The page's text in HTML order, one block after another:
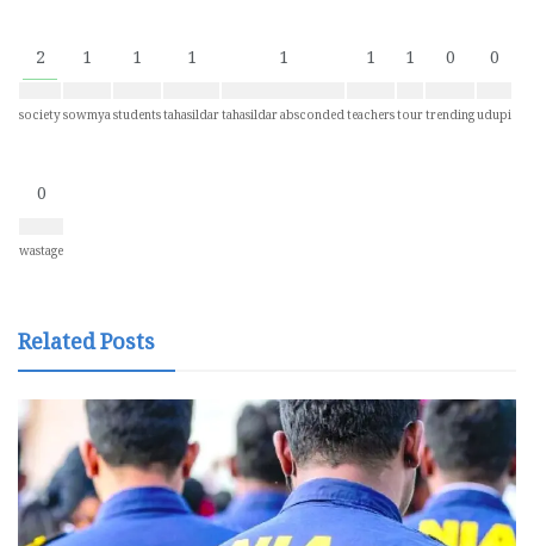
2
society
1
sowmya
1
students
1
tahasildar
1
tahasildar absconded
1
teachers
1
tour
0
trending
0
udupi
0
wastage
Related Posts